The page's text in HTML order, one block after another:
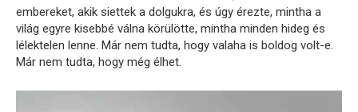
embereket, akik siettek a dolgukra, és úgy érezte, mintha a
világ egyre kisebbé válna körülötte, mintha minden hideg és
lélektelen lenne. Már nem tudta, hogy valaha is boldog volt-e.
Már nem tudta, hogy még élhet.